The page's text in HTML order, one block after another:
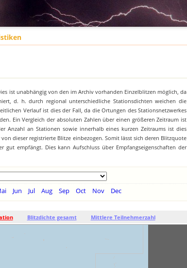
ist unabhängig von den im Archiv vorhanden Einzelblitzen möglich, da
d. h. durch regional unterschiedliche Stationsdichten weichen die
Verlauf ist dies der Fall, da die Ortungen des Stationsnetzwerkes
Ein Vergleich der absoluten Zahlen über einen größeren Zeitraum ist
Anzahl an Stationen sowie innerhalb eines kurzen Zeitraums ist dies
dieser registrierte Blitze einbezogen. Somit lässt sich deren Blitzquote
empfängt. Dies kann Aufschluss über Empfangseigenschaften der
Jun Jul Aug Sep Oct Nov Dec
Blitzdichte gesamt Mittlere Teilnehmerzahl